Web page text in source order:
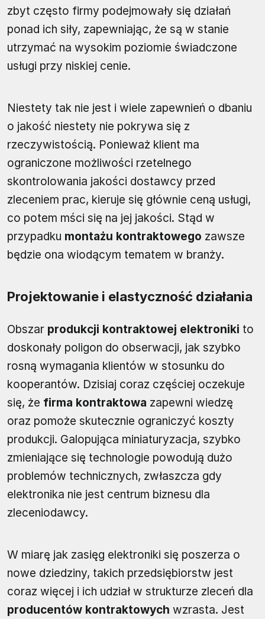
zbyt często firmy podejmowały się działań
ponad ich siły, zapewniając, że są w stanie
utrzymać na wysokim poziomie świadczone
usługi przy niskiej cenie.
Niestety tak nie jest i wiele zapewnień o dbaniu
o jakość niestety nie pokrywa się z
rzeczywistością. Ponieważ klient ma
ograniczone możliwości rzetelnego
skontrolowania jakości dostawcy przed
zleceniem prac, kieruje się głównie ceną usługi,
co potem mści się na jej jakości. Stąd w
przypadku montażu kontraktowego zawsze
będzie ona wiodącym tematem w branży.
Projektowanie i elastyczność działania
Obszar produkcji kontraktowej elektroniki to
doskonały poligon do obserwacji, jak szybko
rosną wymagania klientów w stosunku do
kooperantów. Dzisiaj coraz częściej oczekuje
się, że firma kontraktowa zapewni wiedzę
oraz pomoże skutecznie ograniczyć koszty
produkcji. Galopująca miniaturyzacja, szybko
zmieniające się technologie powodują dużo
problemów technicznych, zwłaszcza gdy
elektronika nie jest centrum biznesu dla
zleceniodawcy.
W miarę jak zasięg elektroniki się poszerza o
nowe dziedziny, takich przedsiębiorstw jest
coraz więcej i ich udział w strukturze zleceń dla
producentów kontraktowych wzrasta. Jest